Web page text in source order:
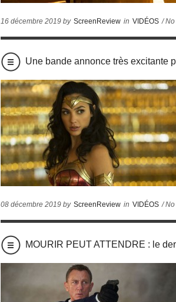
16 décembre 2019 by ScreenReview in VIDÉOS / No
Une bande annonce très excitante
08 décembre 2019 by ScreenReview in VIDÉOS / No
MOURIR PEUT ATTENDRE : le